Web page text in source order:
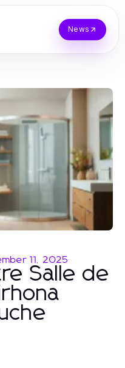
News
11, 2025
Salle de